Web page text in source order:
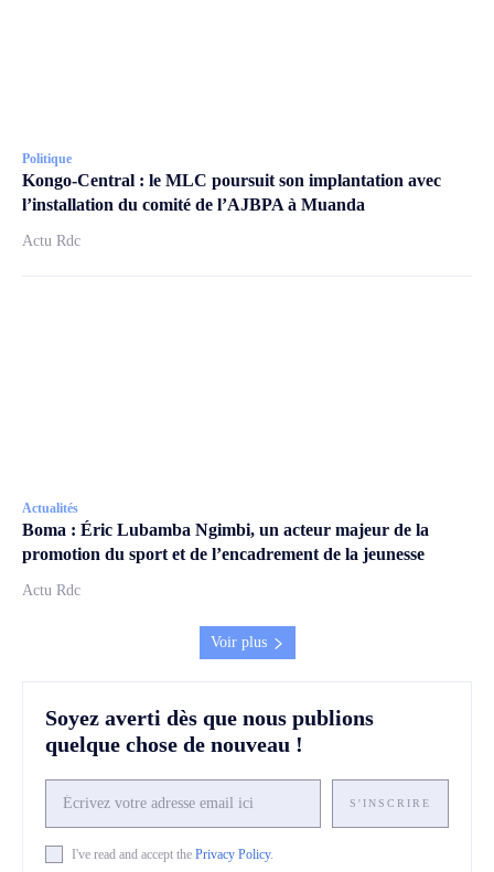
Politique
Kongo-Central : le MLC poursuit son implantation avec
l’installation du comité de l’AJBPA à Muanda
Actu Rdc
Actualités
Boma : Éric Lubamba Ngimbi, un acteur majeur de la
promotion du sport et de l’encadrement de la jeunesse
Actu Rdc
Voir plus
Soyez averti dès que nous publions
quelque chose de nouveau !
S'INSCRIRE
I've read and accept the Privacy Policy.